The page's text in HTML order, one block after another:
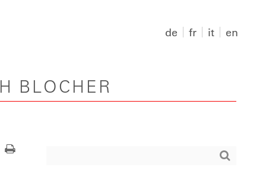
BLOCHER
de fr it en